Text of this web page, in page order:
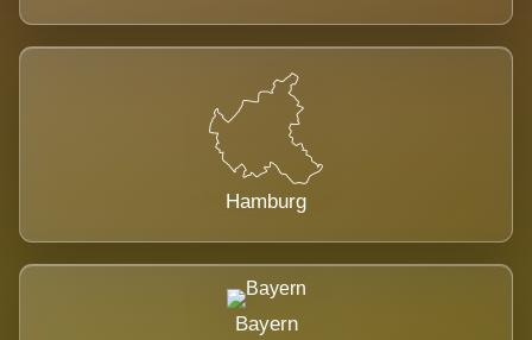
Hamburg
Bayern